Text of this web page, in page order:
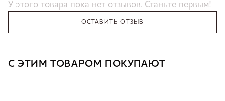
У этого товара пока нет отзывов. Станьте первым!
ОСТАВИТЬ ОТЗЫВ
С ЭТИМ ТОВАРОМ ПОКУПАЮТ